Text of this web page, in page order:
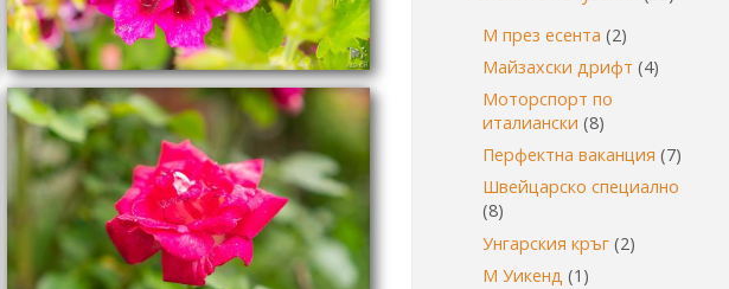
М през есента (2)
Майзахски дрифт (4)
Моторспорт по
италиански (8)
Перфектна ваканция (7)
Швейцарско специално
(8)
Унгарския кръг (2)
М Уикенд (1)